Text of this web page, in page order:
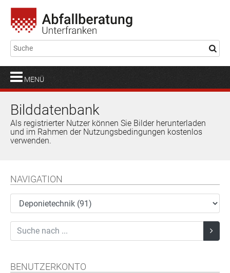
MENÜ
Bilddatenbank
Als registrierter Nutzer können Sie Bilder herunterladen
und im Rahmen der Nutzungsbedingungen kostenlos
verwenden.
NAVIGATION
BENUTZERKONTO